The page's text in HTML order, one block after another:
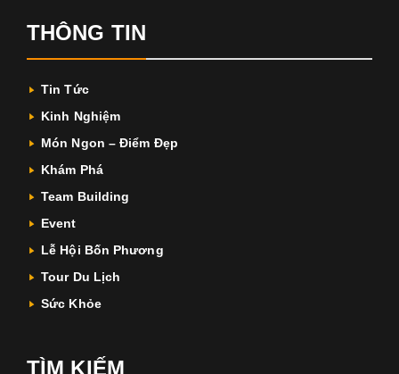
THÔNG TIN
Tin Tức
Kinh Nghiệm
Món Ngon – Điểm Đẹp
Khám Phá
Team Building
Event
Lễ Hội Bốn Phương
Tour Du Lịch
Sức Khỏe
TÌM KIẾM